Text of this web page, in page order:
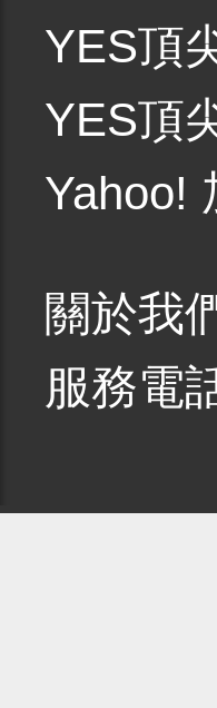
YES頂
YES頂
Yahoo!
關於我
服務電